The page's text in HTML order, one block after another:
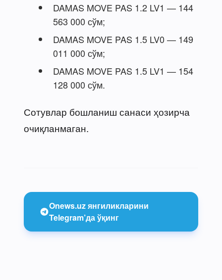
DAMAS MOVE PAS 1.2 LV1 — 144
563 000 сўм;
DAMAS MOVE PAS 1.5 LV0 — 149
011 000 сўм;
DAMAS MOVE PAS 1.5 LV1 — 154
128 000 сўм.
Сотувлар бошланиш санаси ҳозирча
очиқланмаган.
Onews.uz янгиликларини
Telegram’да ўқинг